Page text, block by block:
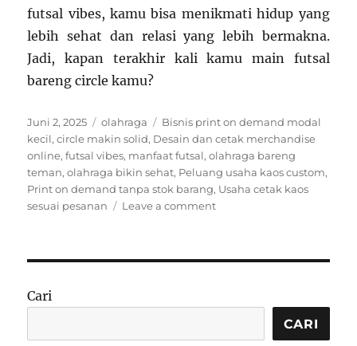
futsal vibes, kamu bisa menikmati hidup yang
lebih sehat dan relasi yang lebih bermakna.
Jadi, kapan terakhir kali kamu main futsal
bareng circle kamu?
Posted
on
Juni 2, 2025 Categories
olahraga Tags
Bisnis print on demand modal
kecil,circle makin solid, Desain dan cetak merchandise
online,futsal vibes, manfaat futsal,olahraga bareng
teman,olahraga bikin sehat, Peluang usaha kaos custom,
Print on demand tanpa stok barang, Usaha cetak kaos
sesuai pesanan
Leave a commenton
Bikin
Fit
Cari
CARI